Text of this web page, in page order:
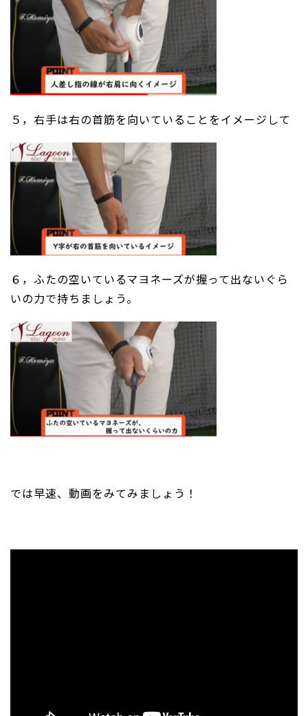
５，右手は右の首筋を向いていることをイメージして
６，ふたの空いているマヨネーズが握って出ないぐら
いの力で持ちましょう。
では早速、動画をみてみましょう！